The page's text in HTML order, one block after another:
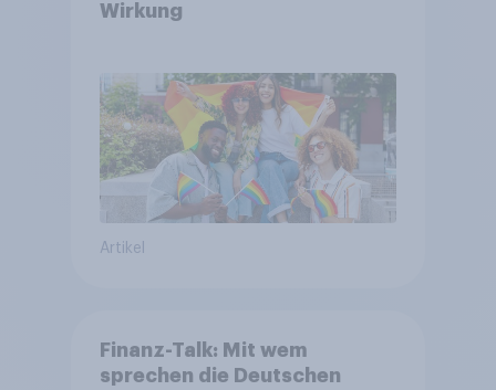
Wirkung
Artikel
Finanz-Talk: Mit wem
sprechen die Deutschen